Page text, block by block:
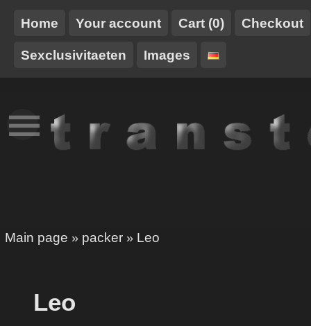
Home Your account Cart (0) Checkout
Sexclusivitaeten Images
NEW
STUFF
TT-
TRANSTOY
HARNESSES
Main page » packer » Leo
Leo